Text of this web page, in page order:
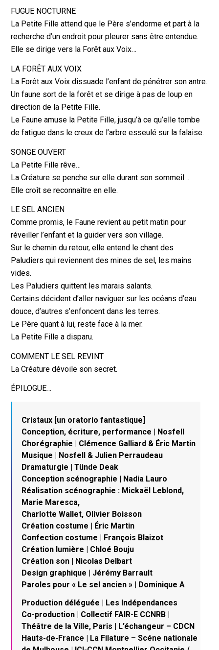
FUGUE NOCTURNE
La Petite Fille attend que le Père s’endorme et part à la
recherche d’un endroit pour pleurer sans être entendue.
Elle se dirige vers la Forêt aux Voix…
LA FORÊT AUX VOIX
La Forêt aux Voix dissuade l’enfant de pénétrer son antre.
Un faune sort de la forêt et se dirige à pas de loup en
direction de la Petite Fille.
Le Faune amuse la Petite Fille, jusqu’à ce qu’elle tombe
de fatigue dans le creux de l’arbre esseulé sur la falaise.
SONGE OUVERT
La Petite Fille rêve…
La Créature se penche sur elle durant son sommeil…
Elle croît se reconnaître en elle.
LE SEL ANCIEN
Comme promis, le Faune revient au petit matin pour
réveiller l’enfant et la guider vers son village.
Sur le chemin du retour, elle entend le chant des
Paludiers qui reviennent des mines de sel, les mains
vides.
Les Paludiers quittent les marais salants.
Certains décident d’aller naviguer sur les océans d’eau
douce, d’autres s’enfoncent dans les terres.
Le Père quant à lui, reste face à la mer.
La Petite Fille a disparu.
COMMENT LE SEL REVINT
La Créature dévoile son secret.
ÉPILOGUE…
Cristaux [un oratorio fantastique]
Conception, écriture, performance | Nosfell
Chorégraphie | Clémence Galliard & Éric Martin
Musique | Nosfell & Julien Perraudeau
Dramaturgie | Tünde Deak
Conception scénographie | Nadia Lauro
Réalisation scénographie : Mickaël Leblond,
Marie Maresca,
Charlotte Wallet, Olivier Boisson
Création costume | Éric Martin
Confection costume | François Blaizot
Création lumière | Chloé Bouju
Création son | Nicolas Delbart
Design graphique | Jérémy Barrault
Paroles pour « Le sel ancien » | Dominique A
Production déléguée | Les Indépendances
Co-production | Collectif FAIR-E CCNRB |
Théâtre de la Ville, Paris | L’échangeur – CDCN
Hauts-de-France | La Filature – Scéne nationale